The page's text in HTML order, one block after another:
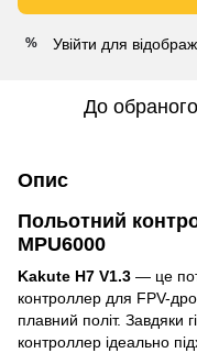
% Увійти для
До обраного
Опис
Польотний
MPU6000
Kakute H7 V1.3 — це
контроллер для FPV-
плавний політ. Завдяки
контроллер ідеально